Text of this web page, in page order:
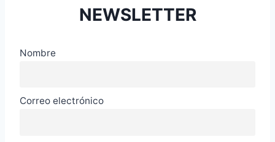
NEWSLETTER
Nombre
Correo electrónico